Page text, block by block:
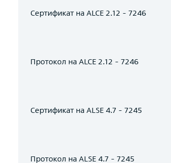
Сертификат на ALCE 2.12 - 7246
Протокол на ALCE 2.12 - 7246
Сертификат на ALSE 4.7 - 7245
Протокол на ALSE 4.7 - 7245